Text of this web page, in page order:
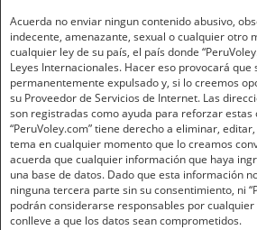
Acuerda no enviar ningun contenido abusivo,
indecente, amenazante, sexual o cualquier otro
cualquier ley de su país, el país donde
Leyes Internacionales. Hacer eso provocará que
permanentemente expulsado y, si lo creemos
su Proveedor de Servicios de Internet. Las
son registradas como ayuda para reforzar estas
“PeruVoley.com” tiene derecho a eliminar,
tema en cualquier momento que lo creamos
acuerda que cualquier información que haya
una base de datos. Dado que esta información
ninguna tercera parte sin su consentimiento, ni
podrán considerarse responsables por
conlleve a que los datos sean comprometidos.